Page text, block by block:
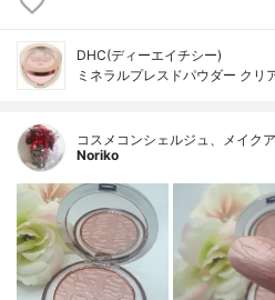
DHC(ディーエイチシー)
ミネラルプレスドパウダー クリ
コスメコンシェルジュ、メイク
Noriko